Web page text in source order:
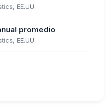
EE.UU.
promedio
EE.UU.